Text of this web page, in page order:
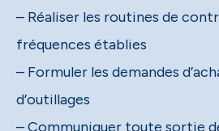
– Réaliser les routines de
fréquences établies
– Formuler les demandes
d’outillages
– Communiquer toute sortie